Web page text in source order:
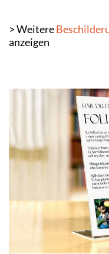
> Weitere
anzeigen